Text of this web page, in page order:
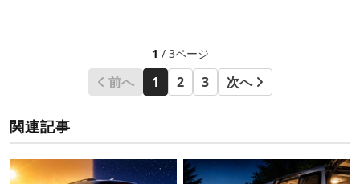
1 / 3ページ
前へ 1 2 3 次へ
関連記事